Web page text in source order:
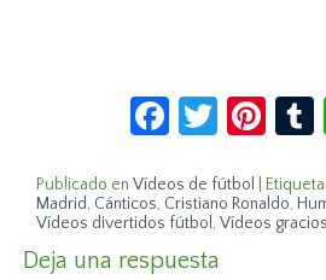
Publicado en Vídeos de fútbol
Madrid, Cánticos, Cristiano Ronaldo,
Vídeos divertidos fútbol,Vídeos
Deja una respuesta